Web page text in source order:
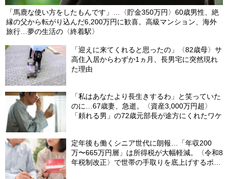
「馬鹿な使い方をしたもんです」…〈貯金350万円〉60歳男性、絶
縁の父から転がり込んだ6,200万円に歓喜。高級マンション、海外
旅行…夢の生活の〈終着駅〉
「迎えに来てくれると思ったの」〈82歳母〉サ
高住入居からわずか1ヵ月、長男宅に突然現れ
た理由
「私はあなたより長生きするわ」と笑っていた
のに…67歳妻、急逝。〈資産3,000万円超〉
「頼れる男」の72歳元部長が途方にくれたワケ
定年後も働くシニア世代に朗報…「年収200
万〜665万円層」は所得税が大幅軽減。〈令和8
年税制改正〉で世帯の手取りを底上げするポイ